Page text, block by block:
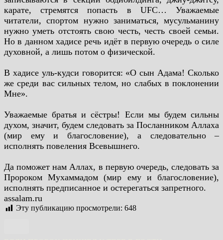
карате, стремятся попасть в UFC… Уважаемые
читатели, спортом нужно заниматься, мусульманину
нужно уметь отстоять свою честь, честь своей семьи.
Но в данном хадисе речь идёт в первую очередь о силе
духовной, а лишь потом о физической.
В хадисе уль-кудси говорится: «О сын Адама! Сколько
же среди вас сильных телом, но слабых в поклонении
Мне».
Уважаемые братья и сёстры! Если мы будем сильны
духом, значит, будем следовать за Посланником Аллаха
(мир ему и благословение), а следовательно –
исполнять повеления Всевышнего.
Да поможет нам Аллах, в первую очередь, следовать за
Пророком Мухаммадом (мир ему и благословение),
исполнять предписанное и остерегаться запретного.
assalam.ru
Эту публикацию просмотрели: 648